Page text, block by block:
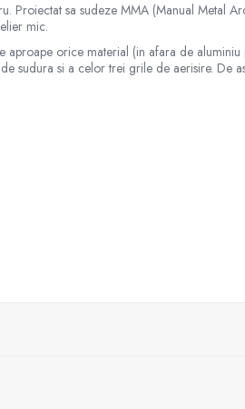
Proiectat sa sudeze MMA (Manual Metal
mic.
orice material (in afara de aluminiu
sudura si a celor trei grile de aerisire. De